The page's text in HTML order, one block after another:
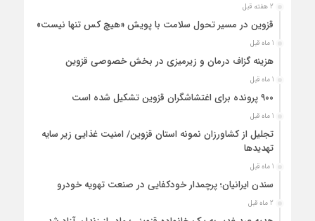
2 هفته قبل
قزوین در مسیر تحول سلامت با پویش «هیچ‌ کس تنها نیست»
1 ماه قبل
هزینه‌ گزاف درمان و زیرمیزی در بخش خصوصی قزوین
1 ماه قبل
۹۰۰ پرونده برای اغتشاشگران قزوین تشکیل شده است
1 ماه قبل
تجلیل از کشاورزان نمونه استان قزوین/ امنیت غذایی زیر سایه
تهدیدها
1 ماه قبل
سندن ایرانیان؛ پرچمدار خودکفایی در صنعت تهویه خودرو
2 ماه قبل